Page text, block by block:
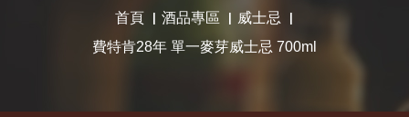
首頁 酒品專區
威士忌
費特肯28年 單一麥芽威士忌 700ml